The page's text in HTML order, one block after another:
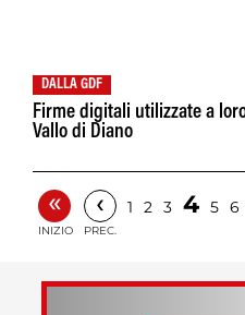
DALLA GDF
Firme digitali utilizzate a
Vallo di Diano
«
INIZIO
‹
PREC.
1 2 3 4 5 6